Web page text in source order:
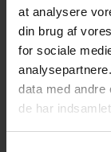
at analysere
din brug af
for sociale
data med andre
de har
Dominica
Dominica Sort
Placement
Indendørs